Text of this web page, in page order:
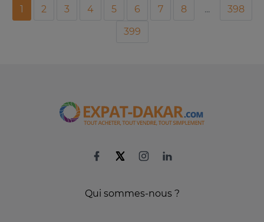
1 2 3 4 5 6 7 8 ...
398
399
Qui sommes-nous ?